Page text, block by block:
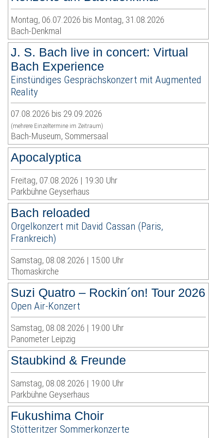
Montag, 06.07.2026 bis Montag, 31.08.2026
Bach-Denkmal
J. S. Bach live in concert: Virtual
Bach Experience
Einstündiges Gesprächskonzert mit Augmented
Reality
07.08.2026 bis 29.09.2026
(mehrere Einzeltermine im Zeitraum)
Bach-Museum, Sommersaal
Apocalyptica
Freitag, 07.08.2026 | 19:30 Uhr
Parkbühne Geyserhaus
Bach reloaded
Orgelkonzert mit David Cassan (Paris,
Frankreich)
Samstag, 08.08.2026 | 15:00 Uhr
Thomaskirche
Suzi Quatro – Rockin´on! Tour 2026
Open Air-Konzert
Samstag, 08.08.2026 | 19:00 Uhr
Panometer Leipzig
Staubkind & Freunde
Samstag, 08.08.2026 | 19:00 Uhr
Parkbühne Geyserhaus
Fukushima Choir
Stötteritzer Sommerkonzerte